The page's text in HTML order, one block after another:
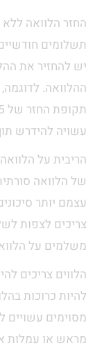
החזר הלוואה
תשלומים
יש להחזיר את
ההלוואה.
עשויה להידרש תוך 2-4
הריבית על
של הלוואה
עצמם יותר
צריכים לצפות
משלמים על
הלווים צריכים
להיות כרוכות
מסוימים
מראש או עמלות